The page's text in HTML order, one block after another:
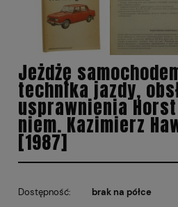
Jeżdżę
technika jazdy,
usprawnienia
niem. Kazimierz
[1987]
Dostępność: brak na półce